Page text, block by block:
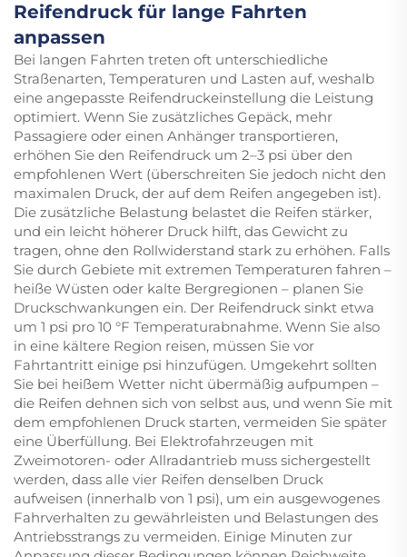
Reifendruck für lange Fahrten
anpassen
Bei langen Fahrten treten oft unterschiedliche
Straßenarten, Temperaturen und Lasten auf, weshalb
eine angepasste Reifendruckeinstellung die Leistung
optimiert. Wenn Sie zusätzliches Gepäck, mehr
Passagiere oder einen Anhänger transportieren,
erhöhen Sie den Reifendruck um 2–3 psi über den
empfohlenen Wert (überschreiten Sie jedoch nicht den
maximalen Druck, der auf dem Reifen angegeben ist).
Die zusätzliche Belastung belastet die Reifen stärker,
und ein leicht höherer Druck hilft, das Gewicht zu
tragen, ohne den Rollwiderstand stark zu erhöhen. Falls
Sie durch Gebiete mit extremen Temperaturen fahren –
heiße Wüsten oder kalte Bergregionen – planen Sie
Druckschwankungen ein. Der Reifendruck sinkt etwa
um 1 psi pro 10 °F Temperaturabnahme. Wenn Sie also
in eine kältere Region reisen, müssen Sie vor
Fahrtantritt einige psi hinzufügen. Umgekehrt sollten
Sie bei heißem Wetter nicht übermäßig aufpumpen –
die Reifen dehnen sich von selbst aus, und wenn Sie mit
dem empfohlenen Druck starten, vermeiden Sie später
eine Überfüllung. Bei Elektrofahrzeugen mit
Zweimotoren- oder Allradantrieb muss sichergestellt
werden, dass alle vier Reifen denselben Druck
aufweisen (innerhalb von 1 psi), um ein ausgewogenes
Fahrverhalten zu gewährleisten und Belastungen des
Antriebsstrangs zu vermeiden. Einige Minuten zur